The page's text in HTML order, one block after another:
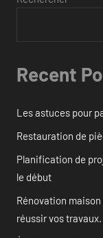
Recent
Les astuces pour
Restauration de
Planification de
le début
Rénovation
réussir vos travaux.